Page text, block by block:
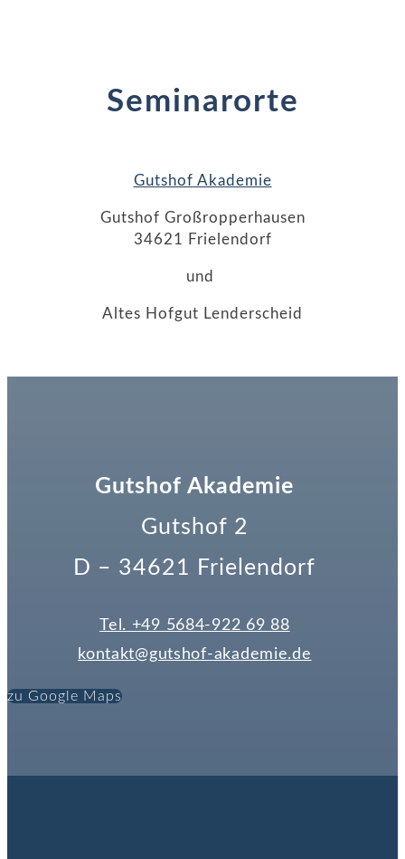
Seminarorte
Gutshof Akademie
Gutshof Großropperhausen
34621 Frielendorf
und
Altes Hofgut Lenderscheid
Gutshof Akademie
Gutshof 2
D – 34621 Frielendorf
Tel. +49 5684-922 69 88
kontakt@gutshof-akademie.de
zu Google Maps